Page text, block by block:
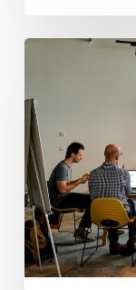
stopu
počítáme